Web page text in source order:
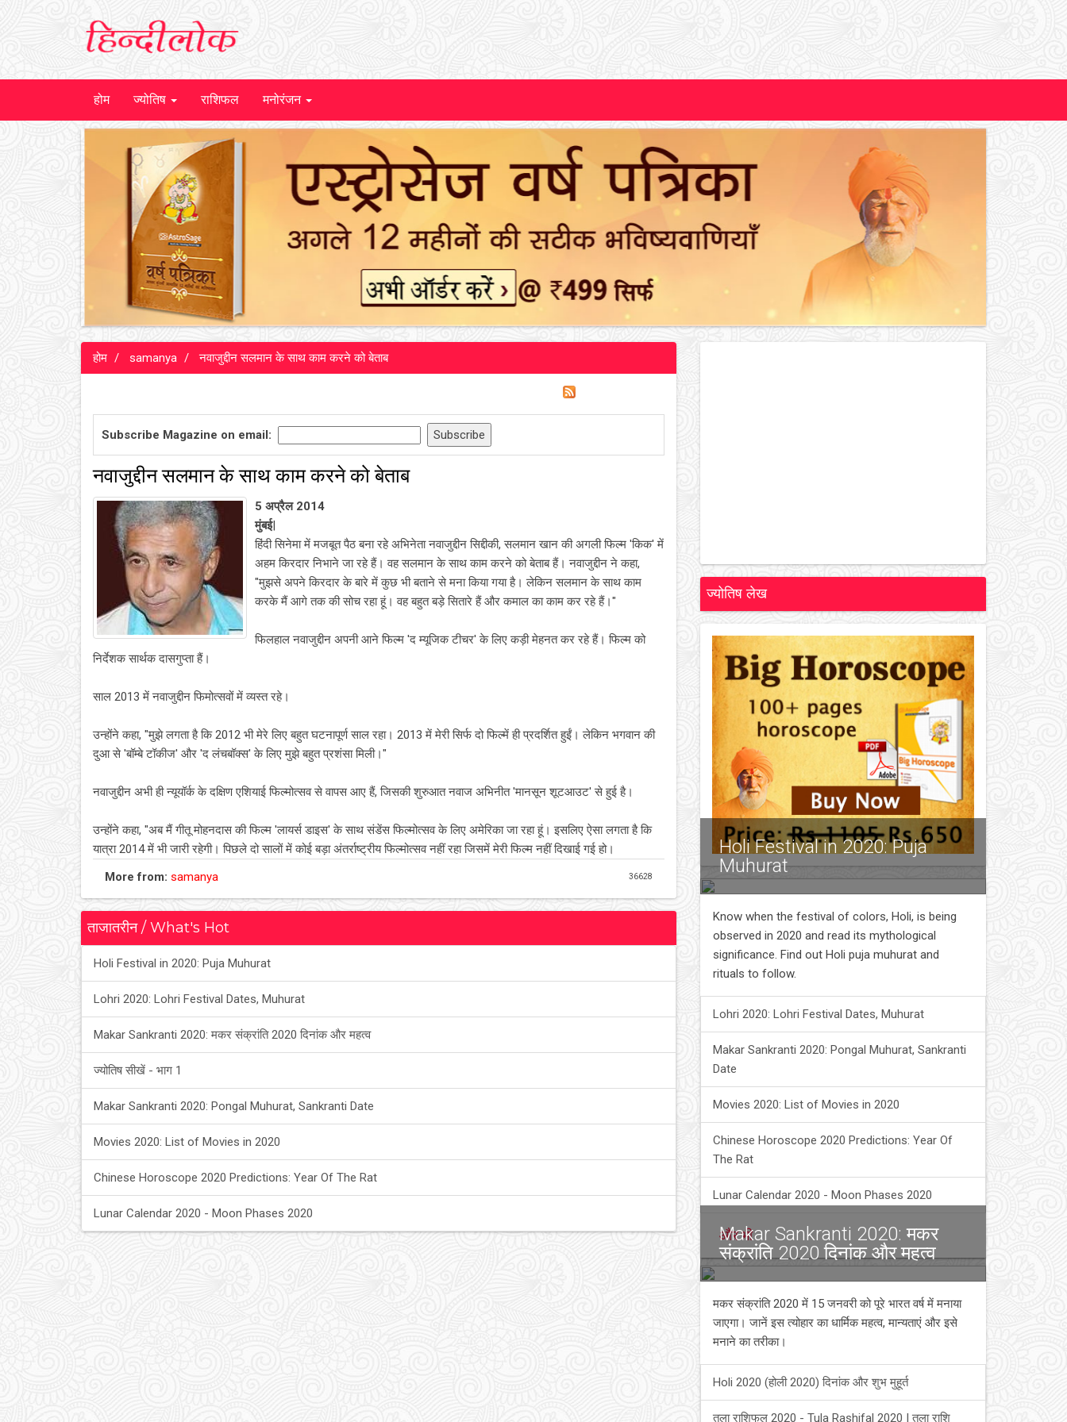
होम ज्योतिष राशिफल मनोरंजन
होम samanya नवाजुद्दीन सलमान के साथ काम करने को बेताब
Subscribe Magazine on email:
नवाजुद्दीन सलमान के साथ काम करने को बेताब
5 अप्रैल 2014
मुंबई|
हिंदी सिनेमा में मजबूत पैठ बना रहे अभिनेता नवाजुद्दीन सिद्दीकी, सलमान खान की अगली फिल्म 'किक' में
अहम किरदार निभाने जा रहे हैं। वह सलमान के साथ काम करने को बेताब हैं। नवाजुद्दीन ने कहा,
"मुझसे अपने किरदार के बारे में कुछ भी बताने से मना किया गया है। लेकिन सलमान के साथ काम
करके मैं आगे तक की सोच रहा हूं। वह बहुत बड़े सितारे हैं और कमाल का काम कर रहे हैं।"
फिलहाल नवाजुद्दीन अपनी आने फिल्म 'द म्यूजिक टीचर' के लिए कड़ी मेहनत कर रहे हैं। फिल्म को
निर्देशक सार्थक दासगुप्ता हैं।
साल 2013 में नवाजुद्दीन फिमोत्सवों में व्यस्त रहे।
उन्होंने कहा, "मुझे लगता है कि 2012 भी मेरे लिए बहुत घटनापूर्ण साल रहा। 2013 में मेरी सिर्फ दो फिल्में ही प्रदर्शित हुईं। लेकिन भगवान की
दुआ से 'बॉम्बे टॉकीज' और 'द लंचबॉक्स' के लिए मुझे बहुत प्रशंसा मिली।"
नवाजुद्दीन अभी ही न्यूयॉर्क के दक्षिण एशियाई फिल्मोत्सव से वापस आए हैं, जिसकी शुरुआत नवाज अभिनीत 'मानसून शूटआउट' से हुई है।
उन्होंने कहा, "अब मैं गीतू मोहनदास की फिल्म 'लायर्स डाइस' के साथ संडेंस फिल्मोत्सव के लिए अमेरिका जा रहा हूं। इसलिए ऐसा लगता है कि
यात्रा 2014 में भी जारी रहेगी। पिछले दो सालों में कोई बड़ा अंतर्राष्ट्रीय फिल्मोत्सव नहीं रहा जिसमें मेरी फिल्म नहीं दिखाई गई हो।
More from: samanya 36628
ताजातरीन / What's Hot
Holi Festival in 2020: Puja Muhurat
Lohri 2020: Lohri Festival Dates, Muhurat
Makar Sankranti 2020: मकर संक्रांति 2020 दिनांक और महत्व
ज्योतिष सीखें - भाग 1
Makar Sankranti 2020: Pongal Muhurat, Sankranti Date
Movies 2020: List of Movies in 2020
Chinese Horoscope 2020 Predictions: Year Of The Rat
Lunar Calendar 2020 - Moon Phases 2020
ज्योतिष लेख
Holi Festival in 2020: Puja
Muhurat
Know when the festival of colors, Holi, is being
observed in 2020 and read its mythological
significance. Find out Holi puja muhurat and
rituals to follow.
Lohri 2020: Lohri Festival Dates, Muhurat
Makar Sankranti 2020: Pongal Muhurat, Sankranti
Date
Movies 2020: List of Movies in 2020
Chinese Horoscope 2020 Predictions: Year Of
The Rat
Lunar Calendar 2020 - Moon Phases 2020
और भी
Makar Sankranti 2020: मकर
संक्रांति 2020 दिनांक और महत्व
मकर संक्रांति 2020 में 15 जनवरी को पूरे भारत वर्ष में मनाया
जाएगा। जानें इस त्योहार का धार्मिक महत्व, मान्यताएं और इसे
मनाने का तरीका।
Holi 2020 (होली 2020) दिनांक और शुभ मुहूर्त
तुला राशिफल 2020 - Tula Rashifal 2020 | तुला राशि